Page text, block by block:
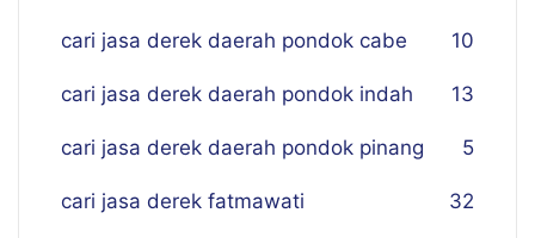
cari jasa derek daerah pondok cabe 10
cari jasa derek daerah pondok indah 13
cari jasa derek daerah pondok pinang 5
cari jasa derek fatmawati 32